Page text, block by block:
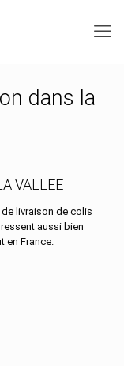
dans la
VALLEE
livraison de colis
aussi bien
en France.